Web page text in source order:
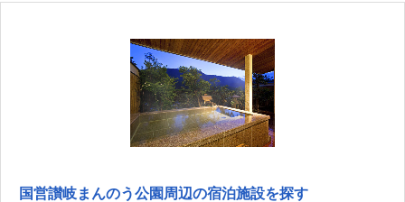
国営讃岐まんのう公園周辺の宿泊施設を探す